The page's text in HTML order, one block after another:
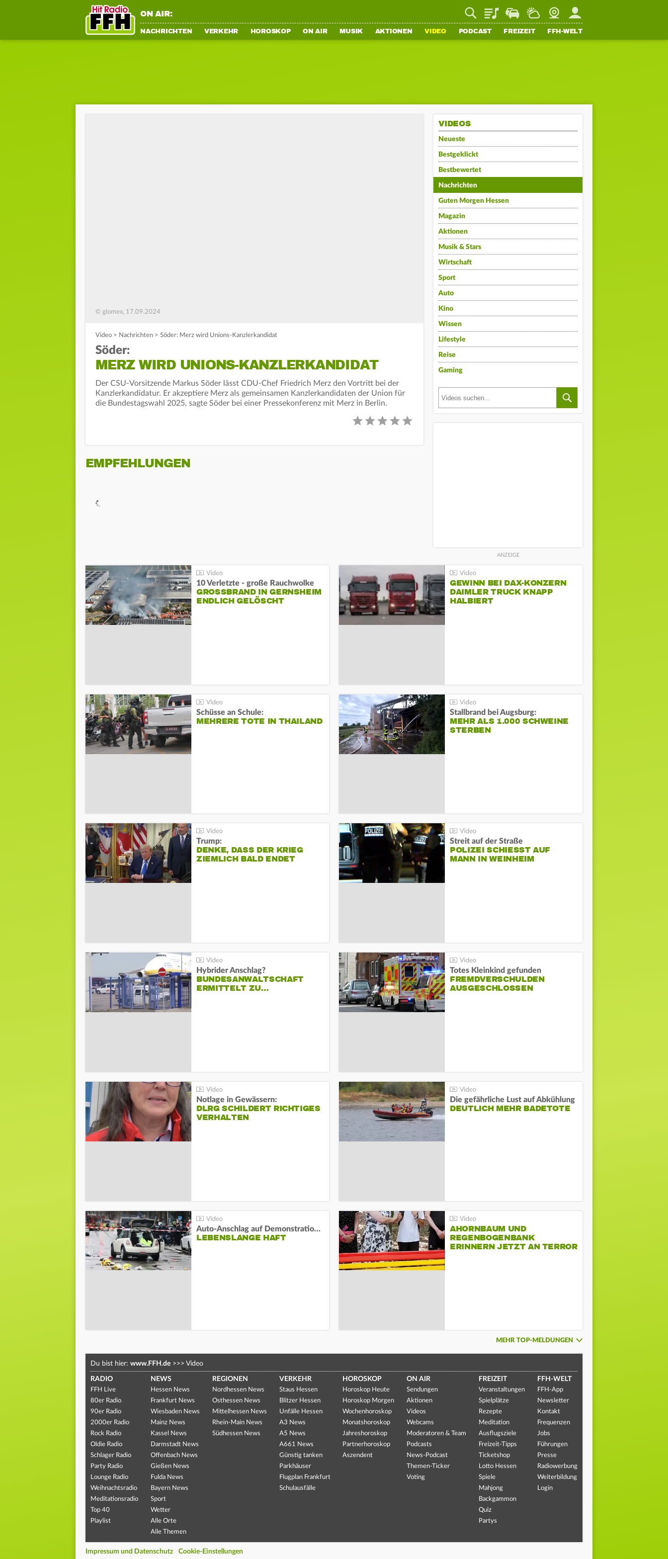
ON AIR: PlaylistStaupilotWetterWebcamMein FFH
NACHRICHTEN VERKEHR HOROSKOP ON AIR MUSIK AKTIONEN VIDEO PODCAST FREIZEIT FFH-WELT
© glomex, 17.09.2024
Video > Nachrichten > Söder: Merz wird Unions-Kanzlerkandidat
Söder:
MERZ WIRD UNIONS-KANZLERKANDIDAT
Der CSU-Vorsitzende Markus Söder lässt CDU-Chef Friedrich Merz den Vortritt bei der
Kanzlerkandidatur. Er akzeptiere Merz als gemeinsamen Kanzlerkandidaten der Union für
die Bundestagswahl 2025, sagte Söder bei einer Pressekonferenz mit Merz in Berlin.
EMPFEHLUNGEN
VIDEOS
Neueste
Bestgeklickt
Bestbewertet
Nachrichten
Guten Morgen Hessen
Magazin
Aktionen
Musik & Stars
Wirtschaft
Sport
Auto
Kino
Wissen
Lifestyle
Reise
Gaming
10 Verletzte - große Rauchwolke
GROSSBRAND IN GERNSHEIM E
NDLICH GELÖSCHT
GEWINN BEI DAX-KONZERN
DAIMLER TRUCK KNAPP
HALBIERT
Schüsse an Schule:
MEHRERE TOTE IN THAILAND
Stallbrand bei Augsburg:
MEHR ALS 1.000 SCHWEINE
STERBEN
Trump:
DENKE, DASS DER KRIEG
ZIEMLICH BALD ENDET
Streit auf der Straße
POLIZEI SCHIESST AUF M
ANN IN WEINHEIM
Hybrider Anschlag?
BUNDESANWALTSCHAFT
ERMITTELT ZU…
Totes Kleinkind gefunden
FREMDVERSCHULDEN
AUSGESCHLOSSEN
Notlage in Gewässern:
DLRG SCHILDERT RICHTIGES
VERHALTEN
Die gefährliche Lust auf Abkühlung
DEUTLICH MEHR BADETOTE
Auto-Anschlag auf Demonstration in München:
LEBENSLANGE HAFT
AHORNBAUM UND
REGENBOGENBANK
ERINNERN JETZT AN TERROR
MEHR TOP-MELDUNGEN
Du bist hier: www.FFH.de >>> Video
RADIO
FFH Live
80er Radio
90er Radio
2000er Radio
Rock Radio
Oldie Radio
Schlager Radio
Party Radio
Lounge Radio
Weihnachtsradio
Meditationsradio
Top 40
Playlist
NEWS
Hessen News
Frankfurt News
Wiesbaden News
Mainz News
Kassel News
Darmstadt News
Offenbach News
Gießen News
Fulda News
Bayern News
Sport
Wetter
Alle Orte
Alle Themen
REGIONEN
Nordhessen News
Osthessen News
Mittelhessen News
Rhein-Main News
Südhessen News
VERKEHR
Staus Hessen
Blitzer Hessen
Unfälle Hessen
A3 News
A5 News
A661 News
Günstig tanken
Parkhäuser
Flugplan Frankfurt
Schulausfälle
HOROSKOP
Horoskop Heute
Horoskop Morgen
Wochenhoroskop
Monatshoroskop
Jahreshoroskop
Partnerhoroskop
Aszendent
ON AIR
Sendungen
Aktionen
Videos
Webcams
Moderatoren & Team
Podcasts
News-Podcast
Themen-Ticker
Voting
FREIZEIT
Veranstaltungen
Spielplätze
Rezepte
Meditation
Ausflugsziele
Freizeit-Tipps
Ticketshop
Lotto Hessen
Spiele
Mahjong
Backgammon
Quiz
Partys
FFH-WELT
FFH-App
Newsletter
Kontakt
Frequenzen
Jobs
Führungen
Presse
Radiowerbung
Weiterbildung
Login
Impressum und Datenschutz Cookie-Einstellungen